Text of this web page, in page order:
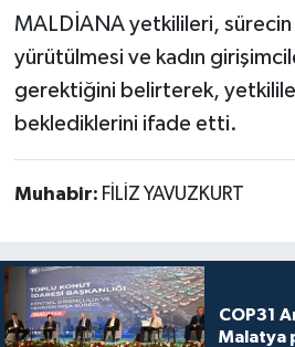
MALDİANA yetkilileri,
yürütülmesi ve kadın
gerektiğini belirterek,
beklediklerini ifade etti.
Muhabir: FİLİZ YAVUZKURT
COP31
Malatya